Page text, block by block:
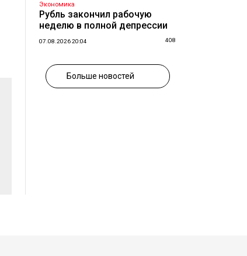
Экономика
Рубль закончил рабочую
неделю в полной депрессии
07.08.2026 20:04 408
Больше новостей